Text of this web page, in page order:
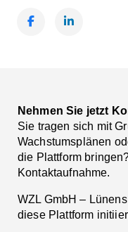
Nehmen Sie jetzt
Sie tragen sich mit
Wachstumsplänen
die Plattform
Kontaktaufnahme.
WZL GmbH –
diese Plattform